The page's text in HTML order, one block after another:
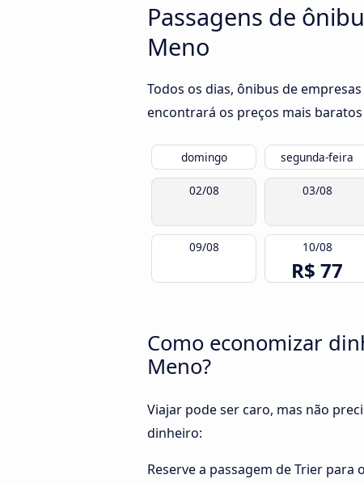
Passagens de
Meno
Todos os dias, ônibus de
encontrará os preços mais
domingo segunda-feira
02/08 03/08
09/08 10/08
R$ 77
Como economizar
Meno?
Viajar pode ser caro, mas não
dinheiro:
Reserve a passagem de Trier